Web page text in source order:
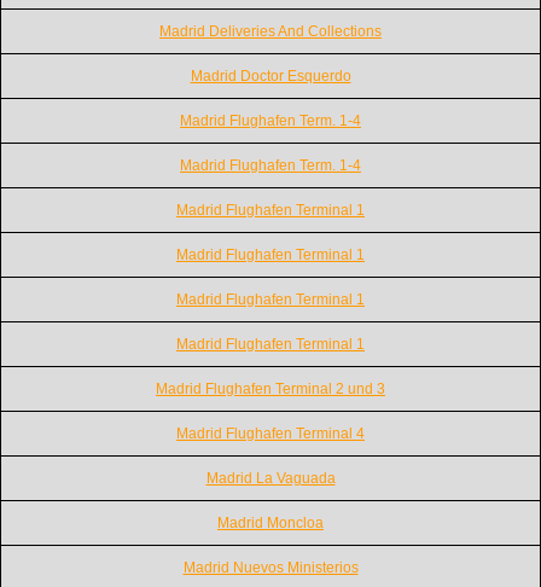
Madrid Deliveries And Collections
Madrid Doctor Esquerdo
Madrid Flughafen Term. 1-4
Madrid Flughafen Term. 1-4
Madrid Flughafen Terminal 1
Madrid Flughafen Terminal 1
Madrid Flughafen Terminal 1
Madrid Flughafen Terminal 1
Madrid Flughafen Terminal 2 und 3
Madrid Flughafen Terminal 4
Madrid La Vaguada
Madrid Moncloa
Madrid Nuevos Ministerios